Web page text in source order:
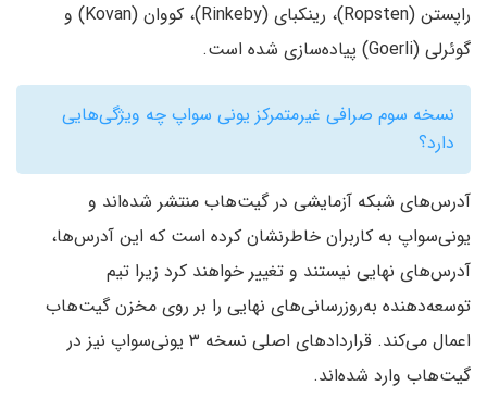
راپستن (Ropsten)، رینکبای (Rinkeby)، کووان (Kovan) و
گوئرلی (Goerli) پیاده‌سازی شده است.
نسخه سوم صرافی غیرمتمرکز یونی سواپ چه ویژگی‌هایی
دارد؟
آدرس‌های شبکه آزمایشی در گیت‌هاب منتشر شده‌اند و
یونی‌سواپ به کاربران خاطرنشان کرده است که این آدرس‌ها،
آدرس‌های نهایی نیستند و تغییر خواهند کرد زیرا تیم
توسعه‌دهنده به‌روزرسانی‌های نهایی را بر روی مخزن گیت‌هاب
اعمال می‌کند. قراردادهای اصلی نسخه ۳ یونی‌سواپ نیز در
گیت‌هاب وارد شده‌اند.